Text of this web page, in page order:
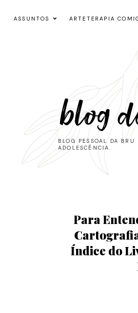
ASSUNTOS ARTETERAPIA
blog
BLOG PESSOAL DA
ADOLESCÊNCIA.
Para
Índice do